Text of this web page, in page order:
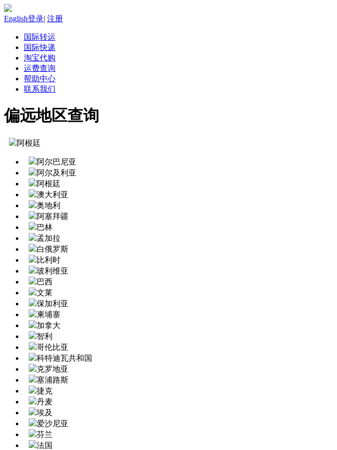
English登录| 注册
国际转运
国际快递
淘宝代购
运费查询
帮助中心
联系我们
偏远地区查询
阿根廷
阿尔巴尼亚
阿尔及利亚
阿根廷
澳大利亚
奥地利
阿塞拜疆
巴林
孟加拉
白俄罗斯
比利时
玻利维亚
巴西
文莱
保加利亚
柬埔寨
加拿大
智利
哥伦比亚
科特迪瓦共和国
克罗地亚
塞浦路斯
捷克
丹麦
埃及
爱沙尼亚
芬兰
法国